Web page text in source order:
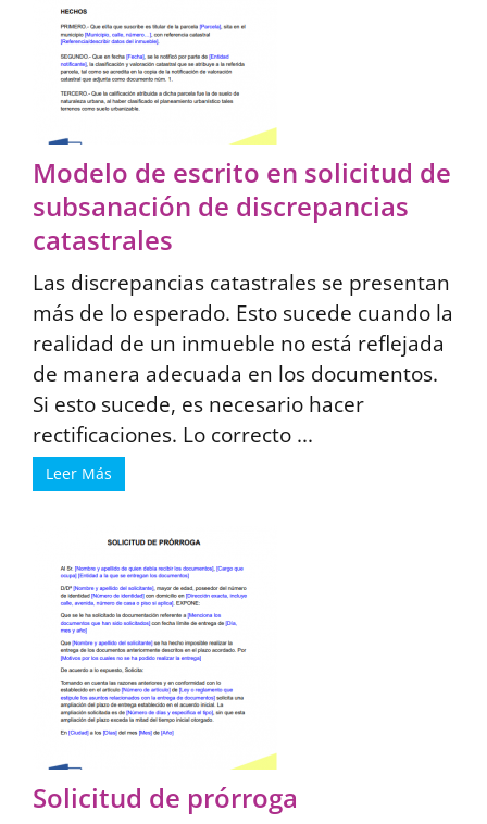
Modelo de escrito en solicitud de
subsanación de discrepancias
catastrales
Las discrepancias catastrales se presentan
más de lo esperado. Esto sucede cuando la
realidad de un inmueble no está reflejada
de manera adecuada en los documentos.
Si esto sucede, es necesario hacer
rectificaciones. Lo correcto ...
Leer Más
Solicitud de prórroga